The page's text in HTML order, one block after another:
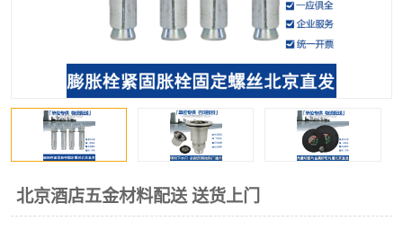
北京酒店五金材料配送 送货上门